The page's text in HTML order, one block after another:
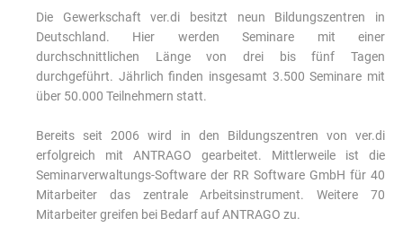
Die Gewerkschaft ver.di besitzt neun Bildungszentren in
Deutschland. Hier werden Seminare mit einer
durchschnittlichen Länge von drei bis fünf Tagen
durchgeführt. Jährlich finden insgesamt 3.500 Seminare mit
über 50.000 Teilnehmern statt.
Bereits seit 2006 wird in den Bildungszentren von ver.di
erfolgreich mit ANTRAGO gearbeitet. Mittlerweile ist die
Seminarverwaltungs-Software der RR Software GmbH für 40
Mitarbeiter das zentrale Arbeitsinstrument. Weitere 70
Mitarbeiter greifen bei Bedarf auf ANTRAGO zu.